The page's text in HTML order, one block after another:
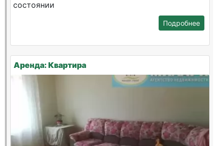
состоянии
Подробнее
Аренда: Квартира